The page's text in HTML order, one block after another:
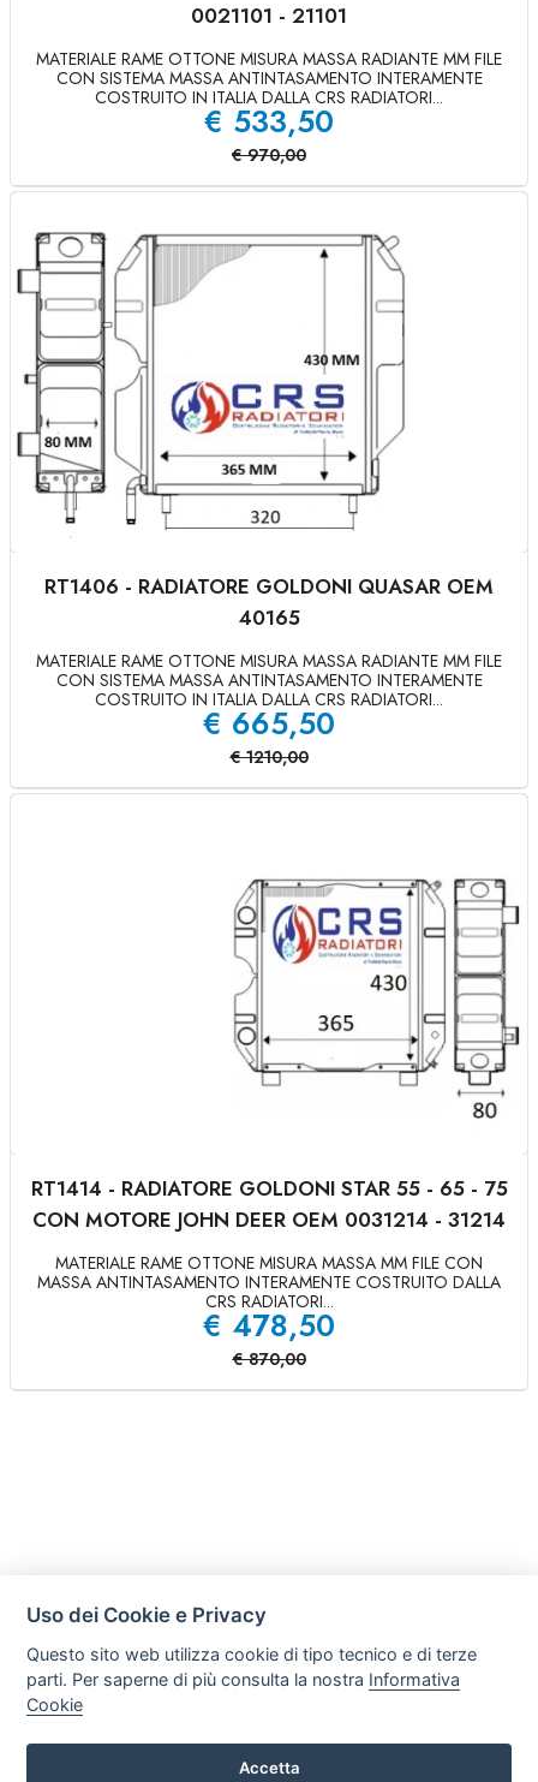
0021101 - 21101
MATERIALE RAME OTTONE MISURA MASSA RADIANTE MM FILE
CON SISTEMA MASSA ANTINTASAMENTO INTERAMENTE
COSTRUITO IN ITALIA DALLA CRS RADIATORI...
€ 533,50
€ 970,00
RT1406 - RADIATORE GOLDONI QUASAR OEM
40165
MATERIALE RAME OTTONE MISURA MASSA RADIANTE MM FILE
CON SISTEMA MASSA ANTINTASAMENTO INTERAMENTE
COSTRUITO IN ITALIA DALLA CRS RADIATORI...
€ 665,50
€ 1210,00
RT1414 - RADIATORE GOLDONI STAR 55 - 65 - 75
CON MOTORE JOHN DEER OEM 0031214 - 31214
MATERIALE RAME OTTONE MISURA MASSA MM FILE CON
MASSA ANTINTASAMENTO INTERAMENTE COSTRUITO DALLA
CRS RADIATORI...
€ 478,50
€ 870,00
Uso dei Cookie e Privacy
Questo sito web utilizza cookie di tipo tecnico e di terze
parti. Per saperne di più consulta la nostra Informativa
Cookie
Accetta